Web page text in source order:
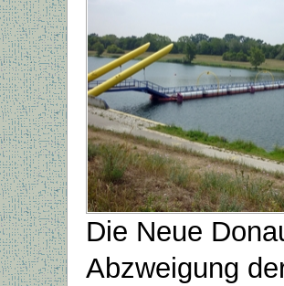
Die Neue
Abzweigung